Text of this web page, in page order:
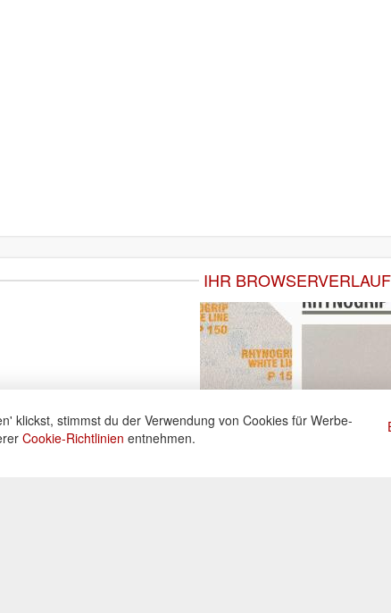
IHR BROWSERVERLAUF
klickst, stimmst du der Verwendung von Cookies für Werbe-
Cookie-Richtlinien entnehmen.